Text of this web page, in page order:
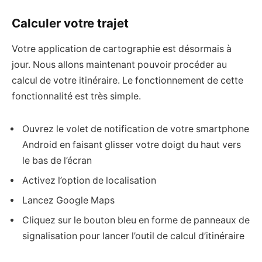
Calculer votre trajet
Votre application de cartographie est désormais à
jour. Nous allons maintenant pouvoir procéder au
calcul de votre itinéraire. Le fonctionnement de cette
fonctionnalité est très simple.
Ouvrez le volet de notification de votre smartphone
Android en faisant glisser votre doigt du haut vers
le bas de l’écran
Activez l’option de localisation
Lancez Google Maps
Cliquez sur le bouton bleu en forme de panneaux de
signalisation pour lancer l’outil de calcul d’itinéraire